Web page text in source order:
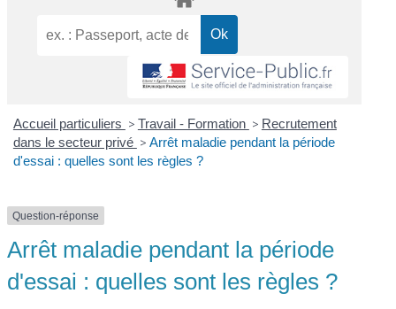
Accueil particuliers > Travail - Formation > Recrutement
dans le secteur privé > Arrêt maladie pendant la période
d'essai : quelles sont les règles ?
Question-réponse
Arrêt maladie pendant la période
d'essai : quelles sont les règles ?